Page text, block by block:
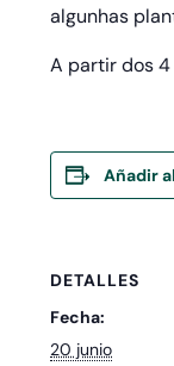
algunhas
A partir dos 4
Añadir
DETALLES
Fecha:
20 junio